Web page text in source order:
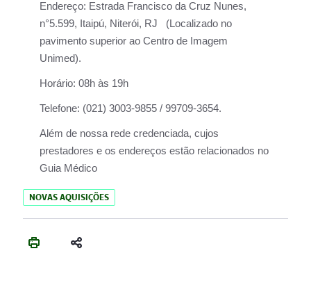
Endereço: Estrada Francisco da Cruz Nunes,
n°5.599, Itaipú, Niterói, RJ (Localizado no
pavimento superior ao Centro de Imagem
Unimed).
Horário: 08h às 19h
Telefone: (021) 3003-9855 / 99709-3654.
Além de nossa rede credenciada, cujos
prestadores e os endereços estão relacionados no
Guia Médico
NOVAS AQUISIÇÕES